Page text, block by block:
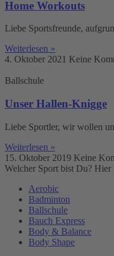
Home Workouts
Liebe Sportsfreunde,
Weiterlesen »
4. Oktober 2021 Keine
Ballschule
Unser Hallen-Knigge
Liebe Sportler, wir wollen
Weiterlesen »
15. Oktober 2019 Keine
Welcher Sport bist Du?
Aerobic
Badminton
Ballschule
Bauch Express
Body & Balance
Body Shape